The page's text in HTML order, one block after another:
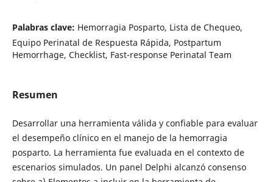
Palabras clave: Hemorragia Posparto, Lista de Chequeo,
Equipo Perinatal de Respuesta Rápida, Postpartum
Hemorrhage, Checklist, Fast-response Perinatal Team
Resumen
Desarrollar una herramienta válida y confiable para evaluar
el desempeño clínico en el manejo de la hemorragia
posparto. La herramienta fue evaluada en el contexto de
escenarios simulados. Un panel Delphi alcanzó consenso